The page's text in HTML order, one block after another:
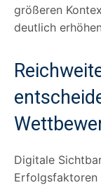
größeren
deutlich
Digitale
Erfolgsfaktoren